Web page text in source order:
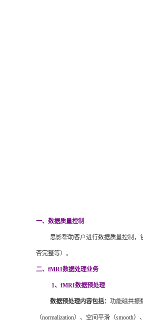
一、 数据质量控制
思影帮助客户进行数据质量控制
否完整等）。
二、 fMRI数据处理业务
1、fMRI数据预处理
数据预处理内容包括： 功能磁共振
（normalization）、空间平滑（smooth